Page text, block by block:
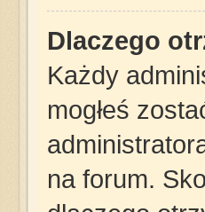
Dlaczego
Każdy
mogłeś
na forum.